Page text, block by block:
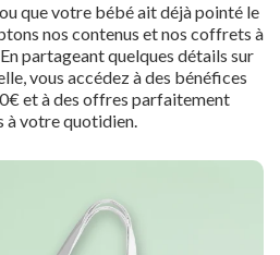
que votre bébé ait déjà pointé le
nos contenus et nos coffrets à
partageant quelques détails sur
vous accédez à des bénéfices
et à des offres parfaitement
à votre quotidien.